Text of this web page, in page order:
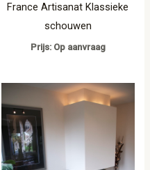
France Artisanat Klassieke
schouwen
Prijs: Op aanvraag